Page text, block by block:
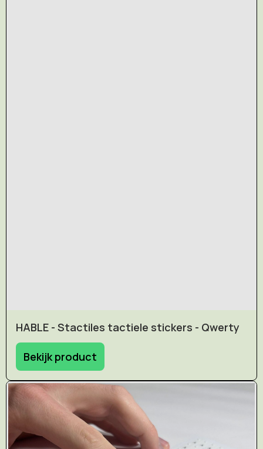
HABLE - Stactiles tactiele stickers - Qwerty
Bekijk product